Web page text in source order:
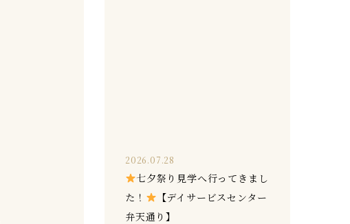
2026.07.28
七夕祭り見学へ行ってきまし
た！
【デイサービスセンター
弁天通り】